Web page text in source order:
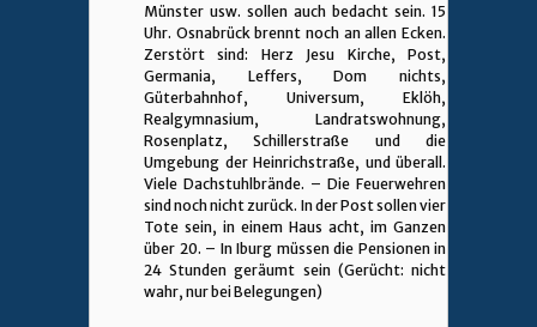
Münster usw. sollen auch bedacht sein. 15
Uhr. Osnabrück brennt noch an allen Ecken.
Zerstört sind: Herz Jesu Kirche, Post,
Germania, Leffers, Dom nichts,
Güterbahnhof, Universum, Eklöh,
Realgymnasium, Landratswohnung,
Rosenplatz, Schillerstraße und die
Umgebung der Heinrichstraße, und überall.
Viele Dachstuhlbrände. – Die Feuerwehren
sind noch nicht zurück. In der Post sollen vier
Tote sein, in einem Haus acht, im Ganzen
über 20. – In Iburg müssen die Pensionen in
24 Stunden geräumt sein (Gerücht: nicht
wahr, nur bei Belegungen)